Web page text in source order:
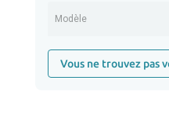
Modèle
Vous ne trouvez pas